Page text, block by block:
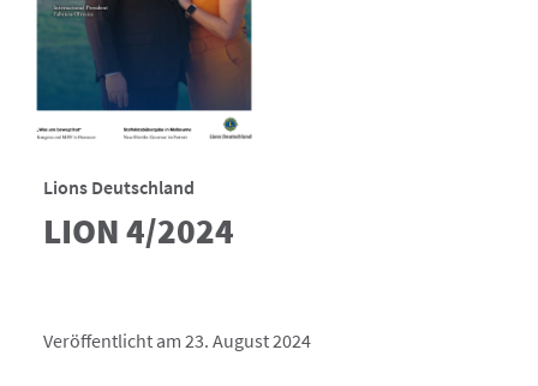
Lions Deutschland
LION 4/2024
Veröffentlicht am 23. August 2024